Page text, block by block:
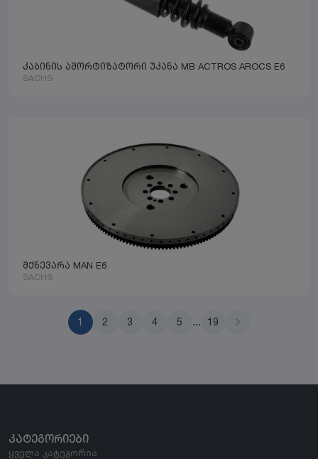
კაბინის ამორტიზატორი უკანა MB ACTROS AROCS E6
SACHS
მქნევარა MAN E6
SACHS
1 2 3 4 5 ... 19
ᲙᲐᲢᲔᲒᲝᲠᲘᲔᲑᲘ
ყველა კატეგორია